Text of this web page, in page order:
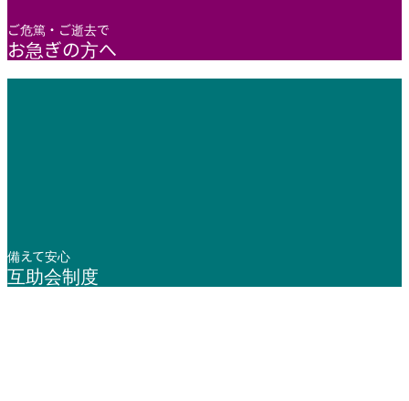
ご危篤・ご逝去で
お急ぎの方へ
備えて安心
互助会制度